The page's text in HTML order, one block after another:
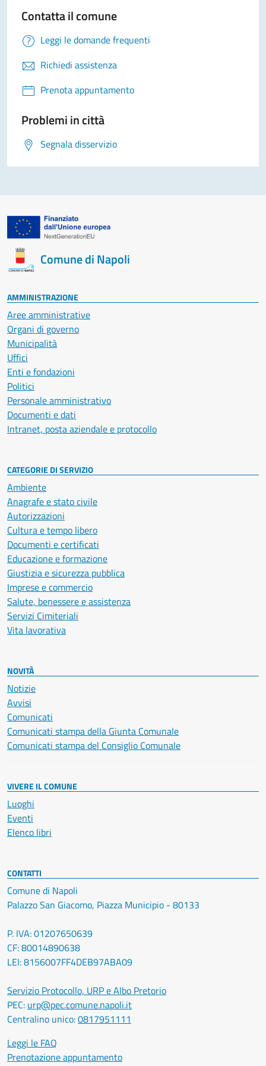
Contatta il comune
Leggi le domande frequenti
Richiedi assistenza
Prenota appuntamento
Problemi in città
Segnala disservizio
Comune di Napoli
AMMINISTRAZIONE
Aree amministrative
Organi di governo
Municipalità
Uffici
Enti e fondazioni
Politici
Personale amministrativo
Documenti e dati
Intranet, posta aziendale e protocollo
CATEGORIE DI SERVIZIO
Ambiente
Anagrafe e stato civile
Autorizzazioni
Cultura e tempo libero
Documenti e certificati
Educazione e formazione
Giustizia e sicurezza pubblica
Imprese e commercio
Salute, benessere e assistenza
Servizi Cimiteriali
Vita lavorativa
NOVITÀ
Notizie
Avvisi
Comunicati
Comunicati stampa della Giunta Comunale
Comunicati stampa del Consiglio Comunale
VIVERE IL COMUNE
Luoghi
Eventi
Elenco libri
CONTATTI
Comune di Napoli
Palazzo San Giacomo, Piazza Municipio - 80133
P. IVA: 01207650639
CF: 80014890638
LEI: 8156007FF4DEB97ABA09
Servizio Protocollo, URP e Albo Pretorio
PEC: urp@pec.comune.napoli.it
Centralino unico:0817951111
Leggi le FAQ
Prenotazione appuntamento